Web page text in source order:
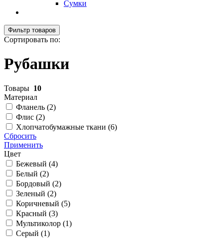
Сумки
Фильтр товаров
Сортировать по:
Рубашки
Товары 10
Материал
Фланель (2)
Флис (2)
Хлопчатобумажные ткани (6)
Сбросить
Применить
Цвет
Бежевый (4)
Белый (2)
Бордовый (2)
Зеленый (2)
Коричневый (5)
Красный (3)
Мультиколор (1)
Серый (1)